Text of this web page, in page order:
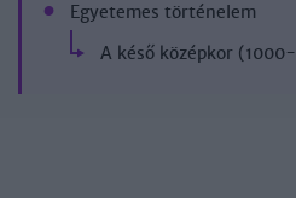
Egyetemes történelem
A késő középkor